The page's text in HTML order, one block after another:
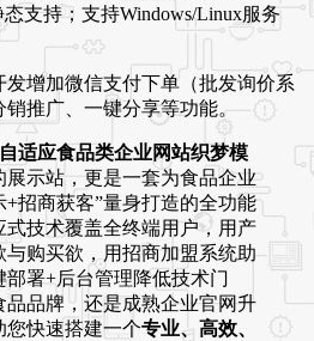
态支持；支持Windows/Linux服务
发增加微信支付下单（批发询价系
推广、一键分享等功能。
适应食品类企业网站织梦模
展示站，更是一套为食品企业
+招商获客”量身打造的全功能
式技术覆盖全终端用户，用产
与购买欲，用招商加盟系统助
署+后台管理降低技术门
品品牌，还是成熟企业官网升
您快速搭建一个专业、高效、